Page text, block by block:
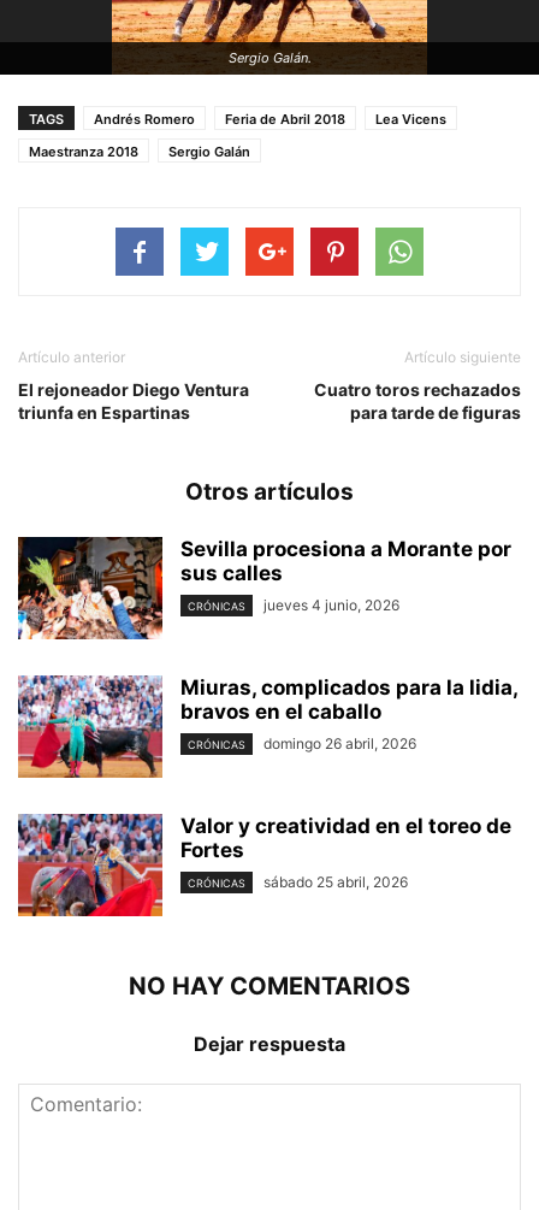
Sergio Galán.
TAGS Andrés Romero Feria de Abril 2018
Lea Vicens
Maestranza 2018
Sergio Galán
Artículo anterior
El rejoneador Diego Ventura
triunfa en Espartinas
Artículo siguiente
Cuatro toros rechazados
para tarde de figuras
Otros artículos
Sevilla procesiona a Morante por
sus calles
CRÓNICAS jueves 4 junio, 2026
Miuras, complicados para la lidia,
bravos en el caballo
CRÓNICAS domingo 26 abril, 2026
Valor y creatividad en el toreo de
Fortes
CRÓNICAS sábado 25 abril, 2026
NO HAY COMENTARIOS
Dejar respuesta